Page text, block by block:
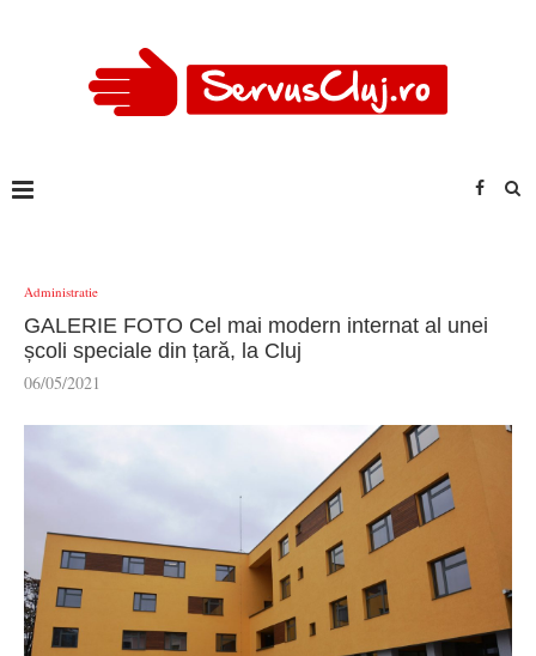
Administratie
GALERIE FOTO Cel mai modern internat al unei
școli speciale din țară, la Cluj
06/05/2021